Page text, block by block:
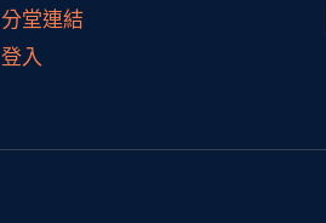
分堂連結
登入